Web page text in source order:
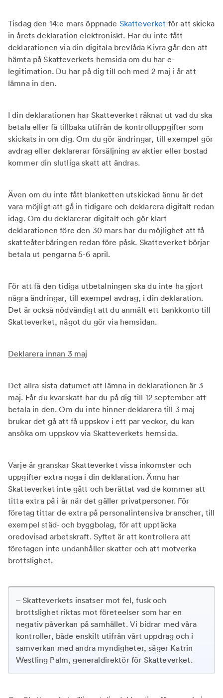
Tisdag den 14:e mars öppnade Skatteverket för att skicka
in årets deklaration elektroniskt. Har du inte fått
deklarationen via din digitala brevlåda Kivra går den att
hämta på Skatteverkets hemsida om du har e-
legitimation. Du har på dig till och med 2 maj i år att
lämna in den.
I din deklarationen har Skatteverket räknat ut vad du ska
betala eller få tillbaka utifrån de kontrolluppgifter som
skickats in om dig. Om du gör ändringar, till exempel gör
avdrag eller deklarerar försäljning av aktier eller bostad
kommer din slutliga skatt att ändras.
Även om du inte fått blanketten utskickad ännu är det
vara möjligt att gå in tidigare och deklarera digitalt redan
idag. Om du deklarerar digitalt och gör klart
deklarationen före den 30 mars har du möjlighet att få
skatteåterbäringen redan före påsk. Skatteverket börjar
betala ut pengarna 5-6 april.
För att få den tidiga utbetalningen ska du inte ha gjort
några ändringar, till exempel avdrag, i din deklaration.
Det är också nödvändigt att du anmält ett bankkonto till
Skatteverket, något du gör via hemsidan.
Deklarera innan 3 maj
Det allra sista datumet att lämna in deklarationen är 3
maj. Får du kvarskatt har du på dig till 12 september att
betala in den. Om du inte hinner deklarera till 3 maj
brukar det gå att få uppskov i ett par veckor, du kan
ansöka om uppskov via Skatteverkets hemsida.
Varje år granskar Skatteverket vissa inkomster och
uppgifter extra noga i din deklaration. Ännu har
Skatteverket inte gått och berättat vad de kommer att
titta extra på i år när det gäller privatpersoner. För
företag tittar de extra på personalintensiva branscher, till
exempel städ- och byggbolag, för att upptäcka
oredovisad arbetskraft. Syftet är att kontrollera att
företagen inte undanhåller skatter och att motverka
brottslighet.
– Skatteverkets insatser mot fel, fusk och
brottslighet riktas mot företeelser som har en
negativ påverkan på samhället. Vi bidrar med våra
kontroller, både enskilt utifrån vårt uppdrag och i
samverkan med andra myndigheter, säger Katrin
Westling Palm, generaldirektör för Skatteverket.